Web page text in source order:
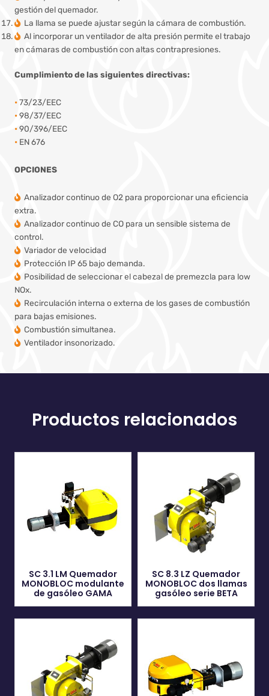
gestión del quemador.
La llama se puede ajustar según la cámara de combustión.
Al incorporar un ventilador de alta presión permite el trabajo
en cámaras de combustión con altas contrapresiones.
Cumplimiento de las siguientes directivas:
•73/23/EEC
•98/37/EEC
•90/396/EEC
• EN 676
OPCIONES
Analizador continuo de O2 para proporcionar una eficiencia
extra.
Analizador continuo de CO para un sensible sistema de
control.
Variador de velocidad
Protección IP 65 bajo demanda.
Posibilidad de seleccionar el cabezal de premezcla para low
NOx.
Recirculación interna o externa de los gases de combustión
para bajas emisiones.
Combustión simultanea.
Ventilador insonorizado.
Productos relacionados
SC 3.1 LM Quemador
MONOBLOC modulante
de gasóleo GAMA
SC 8.3 LZ Quemador
MONOBLOC dos llamas
gasóleo serie BETA